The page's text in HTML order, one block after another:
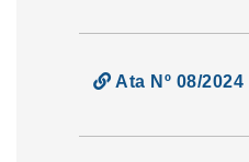
Ata Nº 08/2024